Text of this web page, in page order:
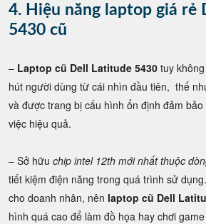
4. Hiệu năng laptop giá rẻ
5430 cũ
– Laptop cũ Dell Latitude 5430 tuy
hút người dùng từ cái nhìn đầu tiên, thế
và được trang bị cấu hình ổn định đảm
việc hiệu quả.
– Sở hữu chip intel 12th mới nhất thuộc
tiết kiệm điện năng trong quá trình sử
cho doanh nhân, nên laptop cũ Dell
hình quá cao để làm đồ họa hay chơi